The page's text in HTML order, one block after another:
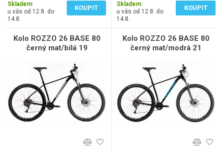
Skladem
u vás od 12.8. do
14.8.
KOUPIT
Skladem
u vás od 12.8. do
14.8.
KOUPIT
Kolo ROZZO 26 BASE 80
černý mat/bílá 19
Kolo ROZZO 26 BASE 80
černý mat/modrá 21